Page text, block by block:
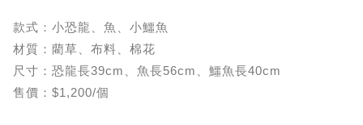
款式：小恐龍、魚、小鱷魚
材質：藺草、布料、棉花
尺寸：恐龍長39cm、魚長56cm、鱷魚長40cm
售價：$1,200/個